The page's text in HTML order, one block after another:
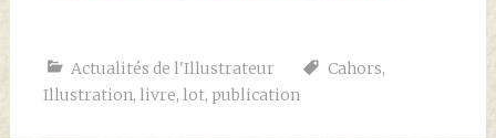
Actualités de l'Illustrateur Cahors,
Illustration, livre, lot, publication